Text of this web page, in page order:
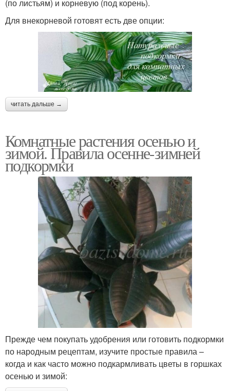
(по листьям) и корневую (под корень).
Для внекорневой готовят есть две опции:
читать дальше →
Комнатные растения осенью и
зимой. Правила осенне-зимней
подкормки
Прежде чем покупать удобрения или готовить подкормки
по народным рецептам, изучите простые правила –
когда и как часто можно подкармливать цветы в горшках
осенью и зимой: